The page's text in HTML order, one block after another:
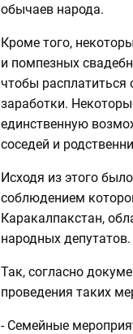
обычаев народа.
Кроме того,
и помпезных
чтобы
заработки.
единственную
соседей и
Исходя из этого
соблюдением
Каракалпакстан,
народных депутатов.
Так, согласно
проведения таких
- Семейные